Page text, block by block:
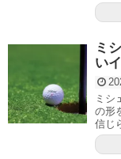
ミ
い
ミシ
の形
信じ